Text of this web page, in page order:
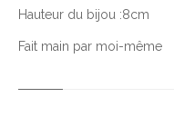
B
R
Hauteur du bijou :8cm
Fait main par moi-même